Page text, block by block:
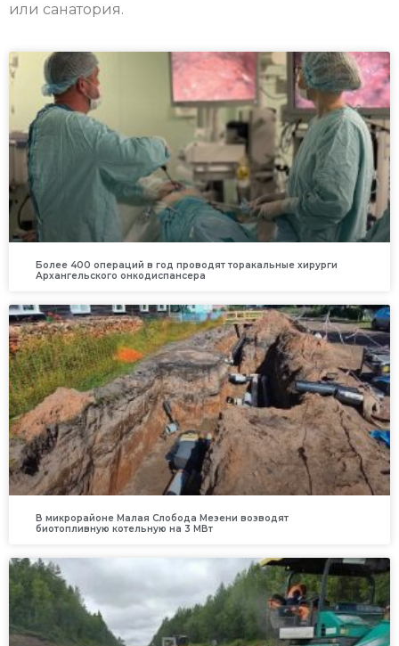
или санатория.
Более 400 операций в год проводят торакальные хирурги
Архангельского онкодиспансера
В микрорайоне Малая Слобода Мезени возводят
биотопливную котельную на 3 МВт